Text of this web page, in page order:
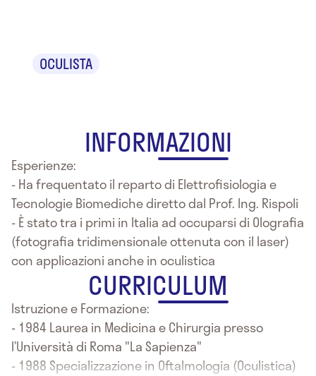
OCULISTA
INFORMAZIONI
Esperienze:
- Ha frequentato il reparto di Elettrofisiologia e
Tecnologie Biomediche diretto dal Prof. Ing. Rispoli
- È stato tra i primi in Italia ad occuparsi di Olografia
(fotografia tridimensionale ottenuta con il laser)
con applicazioni anche in oculistica
CURRICULUM
Istruzione e Formazione:
- 1984 Laurea in Medicina e Chirurgia presso
l’Università di Roma "La Sapienza"
- 1988 Specializzazione in Oftalmologia (Oculistica)